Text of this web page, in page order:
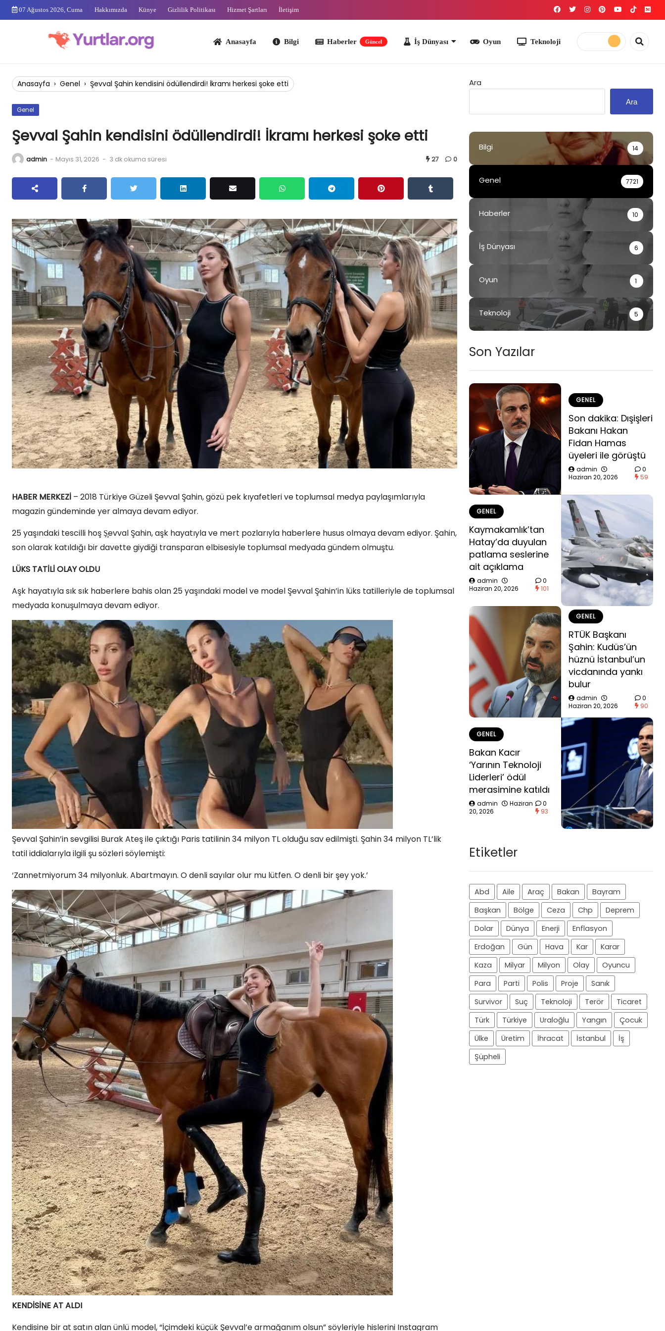
Skip
07 Ağustos 2026, Cuma Hakkımızda Künye Gizlilik Politikası Hizmet Şartları İletişim
Anasayfa Haberler İş Dünyası Teknoloji
Anasayfa › Genel › Şevval Şahin kendisini ödüllendirdi! İkramı herkesi şoke etti
Genel
Şevval Şahin kendisini ödüllendirdi! İkramı herkesi şoke etti
admin - Mayıs 31, 2026 - 3 dk okuma süresi 27 0
HABER MERKEZİ – 2018 Türkiye Güzeli Şevval Şahin, gözü pek kıyafetleri ve toplumsal medya paylaşımlarıyla
magazin gündeminde yer almaya devam ediyor.
25 yaşındaki tescilli hoş Ş̧evval Şahin, aşk hayatıyla ve mert pozlarıyla haberlere husus olmaya devam ediyor. Şahin,
son olarak katıldığı bir davette giydiği transparan elbisesiyle toplumsal medyada gündem olmuştu.
LÜKS TATİLİ OLAY OLDU
Aşk hayatıyla sık sık haberlere bahis olan 25 yaşındaki model ve model Şevval Şahin’in lüks tatilleriyle de toplumsal
medyada konuşulmaya devam ediyor.
Şevval Şahin’in sevgilisi Burak Ateş ile çıktığı Paris tatilinin 34 milyon TL olduğu sav edilmişti. Şahin 34 milyon TL’lik
tatil iddialarıyla ilgili şu sözleri söylemişti:
‘Zannetmiyorum 34 milyonluk. Abartmayın. O denli sayılar olur mu lütfen. O denli bir şey yok.’
KENDİSİNE AT ALDI
Kendisine bir at satın alan ünlü model, “İçimdeki küçük Şevval’e armağanım olsun” söyleriyle hislerini Instagram
Ara
Ara
Bilgi 14
Genel 7721
Haberler 10
İş Dünyası 6
Oyun 1
Teknoloji 5
Son Yazılar
GENEL
Son dakika: Dışişleri
Bakanı Hakan
Fidan Hamas
üyeleri ile görüştü
admin
Haziran 20, 2026
0
59
GENEL
Kaymakamlık’tan
Hatay’da duyulan
patlama seslerine
ait açıklama
admin
Haziran 20, 2026
0
101
GENEL
RTÜK Başkanı
Şahin: Kudüs’ün
hüznü İstanbul’un
vicdanında yankı
bulur
admin
Haziran 20, 2026
0
90
GENEL
Bakan Kacır
‘Yarının Teknoloji
Liderleri’ ödül
merasimine katıldı
admin
Haziran
20, 2026
0
93
Etiketler
Abd Aile Araç Bakan
Bayram
Başkan
Bölge Ceza Chp
Deprem
Dolar
Dünya Enerji
Enflasyon
Erdoğan
Gün Hava Kar
Karar
Kaza
Milyar Milyon Olay
Oyuncu
Para
Parti Polis Proje
Sanık
Survivor
Suç Teknoloji Terör
Ticaret
Türk
Türkiye Uraloğlu Yangın
Çocuk
Ülke
Üretim İhracat İstanbul
İş
Şüpheli